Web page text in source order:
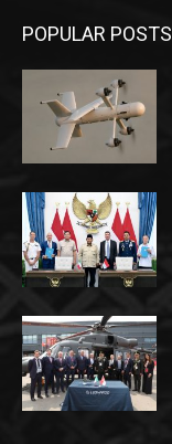
POPULAR POSTS